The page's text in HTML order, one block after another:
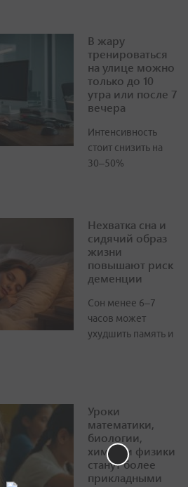
В жару
тренироваться
на улице можно
только до 10
утра или после 7
вечера
Интенсивность
стоит снизить на
30–50%
Нехватка сна и
сидячий образ
жизни
повышают риск
деменции
Сон менее 6–7
часов может
ухудшить память и
Уроки
математики,
биологии,
химии и физики
станут более
прикладными